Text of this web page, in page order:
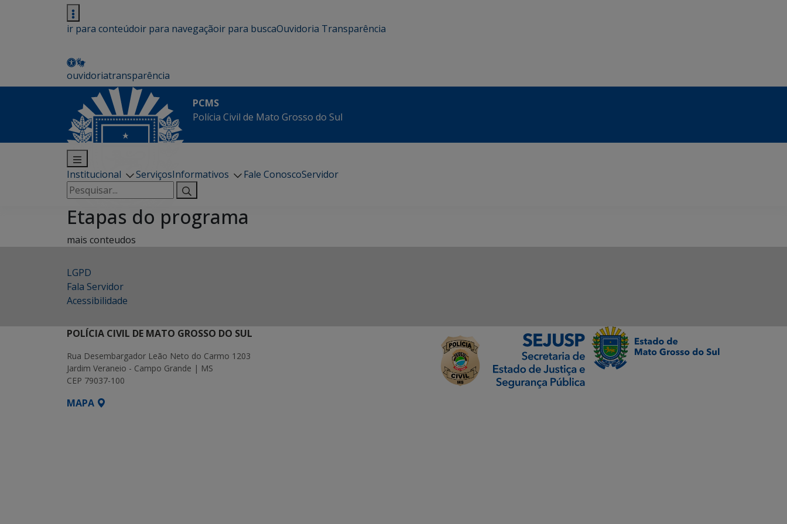
ir para conteúdoir para navegaçãoir para buscaOuvidoria Transparência
ouvidoriatransparência
PCMS
Polícia Civil de Mato Grosso do Sul
Institucional ServiçosInformativos Fale ConoscoServidor
Pesquisar
por:
Etapas do programa
mais conteudos
LGPD
Fala Servidor
Acessibilidade
POLÍCIA CIVIL DE MATO GROSSO DO SUL
Rua Desembargador Leão Neto do Carmo 1203
Jardim Veraneio - Campo Grande | MS
CEP 79037-100
MAPA